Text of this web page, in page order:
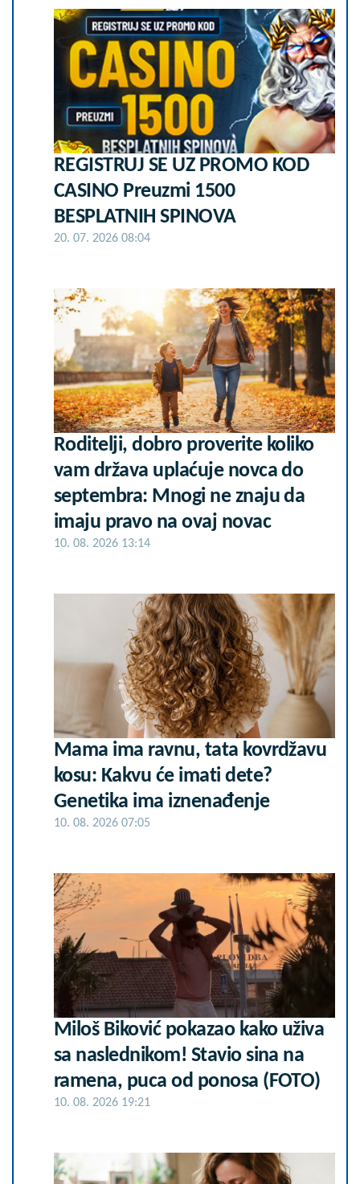
REGISTRUJ SE UZ PROMO KOD
CASINO Preuzmi 1500
BESPLATNIH SPINOVA
20. 07. 2026 08:04
Roditelji, dobro proverite koliko
vam država uplaćuje novca do
septembra: Mnogi ne znaju da
imaju pravo na ovaj novac
10. 08. 2026 13:14
Mama ima ravnu, tata kovrdžavu
kosu: Kakvu će imati dete?
Genetika ima iznenađenje
10. 08. 2026 07:05
Miloš Biković pokazao kako uživa
sa naslednikom! Stavio sina na
ramena, puca od ponosa (FOTO)
10. 08. 2026 19:21